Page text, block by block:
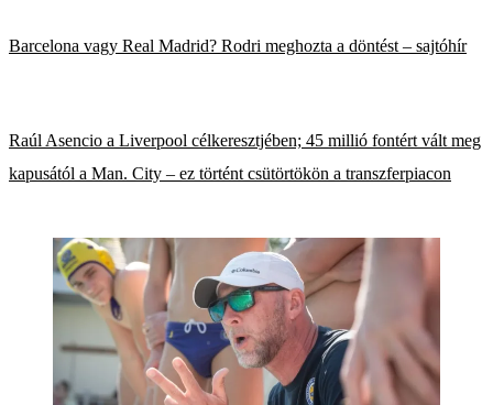
Barcelona vagy Real Madrid? Rodri meghozta a döntést – sajtóhír
Raúl Asencio a Liverpool célkeresztjében; 45 millió fontért vált meg
kapusától a Man. City – ez történt csütörtökön a transzferpiacon